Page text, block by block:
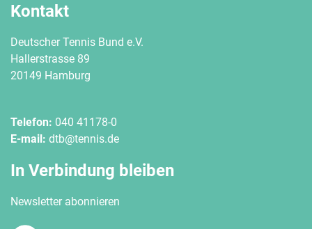
Kontakt
Deutscher Tennis Bund e.V.
Hallerstrasse 89
20149 Hamburg
Telefon: 040 41178-0
E-mail: dtb@tennis.de
In Verbindung bleiben
Newsletter abonnieren